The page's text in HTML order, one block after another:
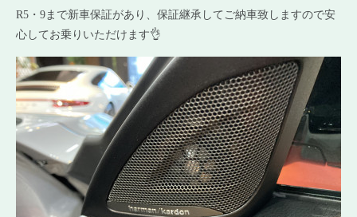
R5・9まで新車保証があり、保証継承してご納車致しますので安
心してお乗りいただけます👌